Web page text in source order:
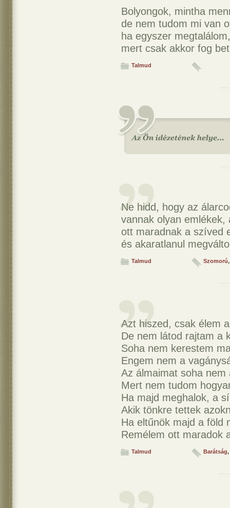
Bolyongok, mintha
de nem tudom mi van
ha egyszer
mert csak akkor fog
Talmud
Ne hidd, hogy az
vannak olyan
ott maradnak a szíved
és akaratlanul
Talmud Szomorú,
Azt hiszed, csak élem
De nem látod rajtam a
Soha nem kerestem
Engem nem a
Az álmaimat soha nem
Mert nem tudom
Ha majd meghalok, a
Akik tönkre tettek
Ha eltűnök majd a föld
Remélem ott maradok
Talmud Barátság,